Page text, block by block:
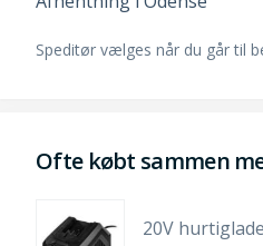
Speditør vælges når du går til
Ofte købt sammen
20V